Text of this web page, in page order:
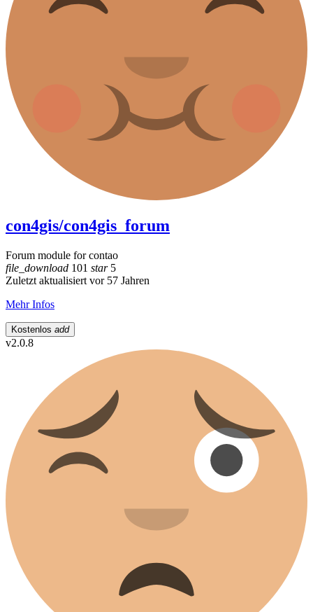
con4gis/con4gis_forum
Forum module for contao
file_download 101 star5
Zuletzt aktualisiert vor 57 Jahren
Mehr Infos
Kostenlos add
v2.0.8